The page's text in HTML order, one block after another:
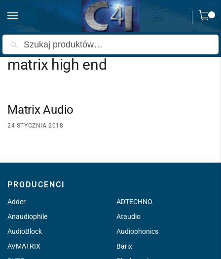
0
Strona główna Wpisy oznaczone “matrix high end”
matrix high end
Matrix Audio
24 STYCZNIA 2018
PRODUCENCI
Adder
ADTECHNO
Anaudiophile
Ataudio
AudioBlock
Audiophonics
AVMATRIX
Barix